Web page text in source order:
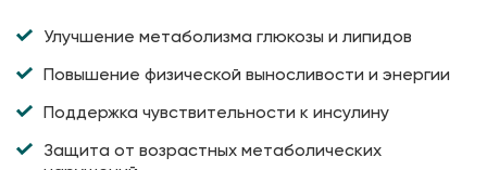
Улучшение метаболизма глюкозы и липидов
Повышение физической выносливости и энергии
Поддержка чувствительности к инсулину
Защита от возрастных метаболических